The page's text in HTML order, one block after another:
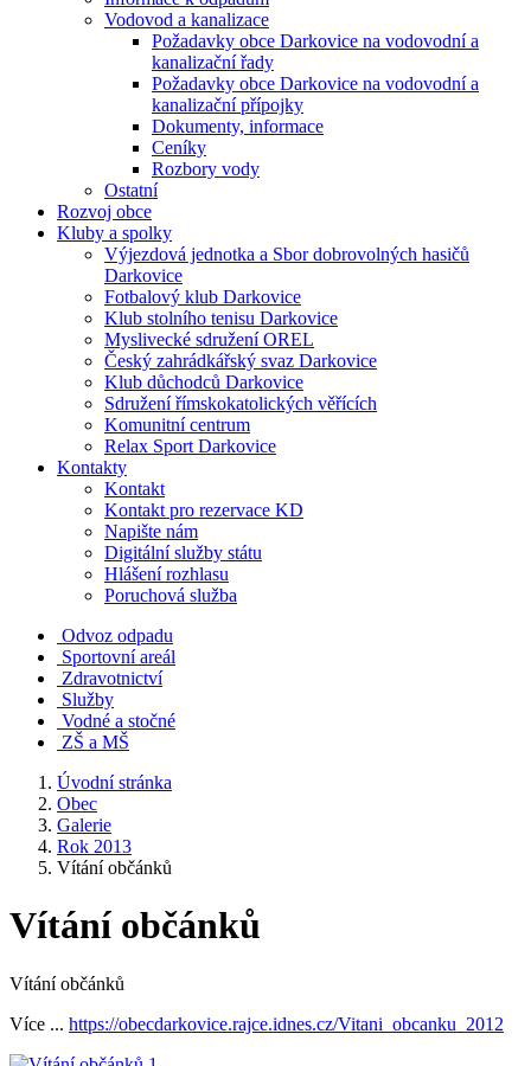
Vodovod a kanalizace
Požadavky obce Darkovice na vodovodní a
kanalizační řady
Požadavky obce Darkovice na vodovodní a
kanalizační přípojky
Dokumenty, informace
Ceníky
Rozbory vody
Ostatní
Rozvoj obce
Kluby a spolky
Výjezdová jednotka a Sbor dobrovolných hasičů
Darkovice
Fotbalový klub Darkovice
Klub stolního tenisu Darkovice
Myslivecké sdružení OREL
Český zahrádkářský svaz Darkovice
Klub důchodců Darkovice
Sdružení římskokatolických věřících
Komunitní centrum
Relax Sport Darkovice
Kontakty
Kontakt
Kontakt pro rezervace KD
Napište nám
Digitální služby státu
Hlášení rozhlasu
Poruchová služba
Odvoz odpadu
Sportovní areál
Zdravotnictví
Služby
Vodné a stočné
ZŠ a MŠ
Úvodní stránka
Obec
Galerie
Rok 2013
Vítání občánků
Vítání občánků
Vítání občánků
Více ... https://obecdarkovice.rajce.idnes.cz/Vitani_obcanku_2012